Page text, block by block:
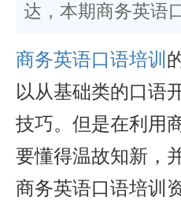
达，本期商务英语
商务英语口语培训
以从基础类的口语
技巧。但是在利用
要懂得温故知新，
商务英语口语培训